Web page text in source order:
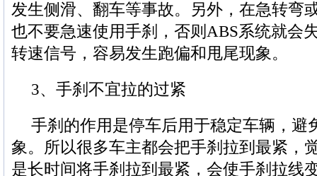
发生侧滑、翻车等事故。另外，在急转弯
也不要急速使用手刹，否则ABS系统就会
转速信号，容易发生跑偏和甩尾现象。
3、手刹不宜拉的过紧
手刹的作用是停车后用于稳定车辆，避
象。所以很多车主都会把手刹拉到最紧，
是长时间将手刹拉到最紧，会使手刹拉线